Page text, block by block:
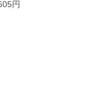
円